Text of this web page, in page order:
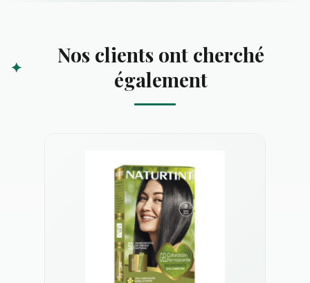
Nos clients ont cherché
également